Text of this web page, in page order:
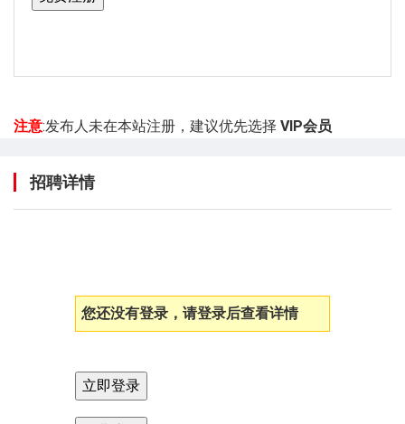
注意:发布人未在本站注册，建议优先选择 VIP会员
招聘详情
您还没有登录，请登录后查看详情